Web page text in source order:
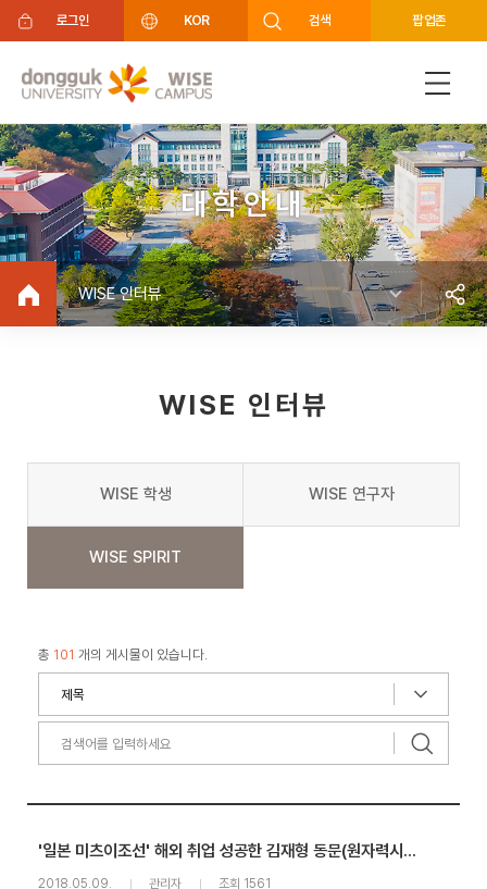
주메뉴 바로가기
푸터 바로가기
로그인 KOR 검색 팝업존
대학안내
WISE 인터뷰
WISE 인터뷰
WISE 학생 WISE 연구자
WISE SPIRIT
총 101 개의 게시물이 있습니다.
'일본 미츠이조선' 해외 취업 성공한 김재형 동문(원자력시스템공학과 졸업)을 만나다!
2018.05.09. 관리자 조회 1561